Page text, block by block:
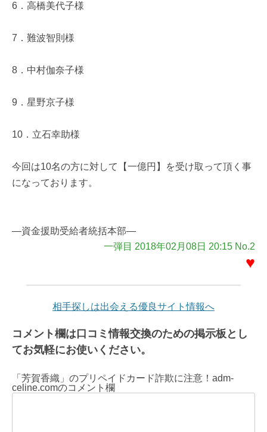
6．高橋美代子様
7．難波智則様
8．中村伽奈子様
9．星野京子様
10．立石幸助様
今回は10名の方に対して【一億円】を受け取って頂く事
になっております。
―資金援助受給者統括本部―
一弾目 2018年02月08日 20:15 No.2
♥
相手探しは出会える優良サイト情報へ
コメント欄は口コミ情報交換のための掲示板とし
てお気軽にお使いください。
「芳賀香織」のプリペイドカード詐欺に注意！adm-
celine.comのコメント欄